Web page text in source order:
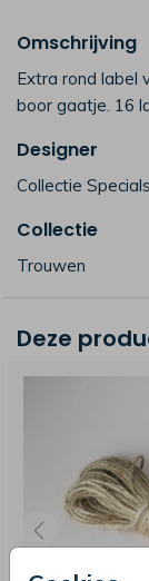
Omschrijving
Extra rond label
boor gaatje. 16
Designer
Collectie Specials
Collectie
Trouwen
Deze